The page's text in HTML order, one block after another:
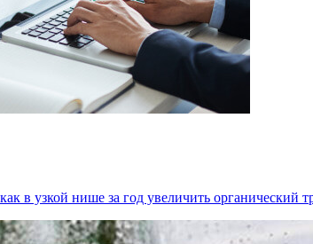
в узкой нише за год увеличить органический